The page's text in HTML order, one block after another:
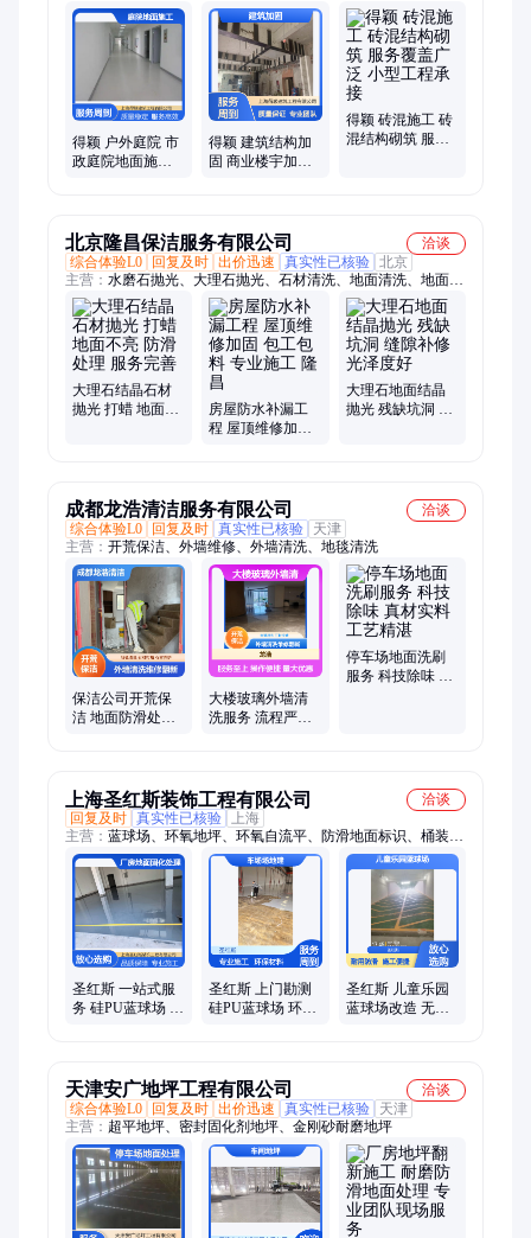
阁楼现浇、楼梯现浇、砌墙、楼房专业加固公司、加固建筑公
司、楼板加固、加固住宅施工、房屋建筑加固公司、农村老房子
加固维修、房屋结构加固价格、楼房加固哪家好、旧房改造加固
得颖 户外庭院 市
政庭院地面施工
得颖 建筑结构加
固 商业楼宇加固
得颖 砖混施工 砖
混结构砌筑 服务
北京隆昌保洁服务有限公司
洽谈
综合体验L0
回复及时 出价迅速 真实性已核验 北京
主营： 水磨石抛光、大理石抛光、石材清洗、地面清洗、地面翻
新、地面地毯清洗、空调清洗服务、幕墙工程、石材结晶、开荒
保洁、外墙玻璃清洗、保养清洗、墙面石材、办公楼写字楼保洁
清洗、外墙保洁、地毯清洗养护、专业地毯清洗、防水房屋修缮
工程、大理石结晶专业抛光、大兴地毯清洗、大理石结晶抛光养
护、高空外墙玻璃清洗维修、中央空调清洗、高空外墙清洗维
修、专业瓷砖美缝
大理石结晶石材
抛光 打蜡 地面不
房屋防水补漏工
程 屋顶维修加固
大理石地面结晶
抛光 残缺坑洞 缝
成都龙浩清洁服务有限公司
洽谈
综合体验L0
回复及时 真实性已核验
天津
主营： 开荒保洁、外墙维修、外墙清洗、地毯清洗
保洁公司开荒保
洁 地面防滑处理
大楼玻璃外墙清
洗服务 流程严谨
停车场地面洗刷
服务 科技除味 真
上海圣红斯装饰工程有限公司
洽谈
回复及时 真实性已核验
上海
主营： 蓝球场、环氧地坪、环氧自流平、防滑地面标识、桶装环
保材料、地下车库划线、固化地平施工、旧小区地下车库改造、
陶瓷颗粒路面施工、热熔漆画线
圣红斯 一站式服
务 硅PU蓝球场 防
圣红斯 上门勘测
硅PU蓝球场 环保
圣红斯 儿童乐园
蓝球场改造 无异
天津安广地坪工程有限公司
洽谈
综合体验L0
回复及时 出价迅速 真实性已核验
天津
主营： 超平地坪、密封固化剂地坪、金刚砂耐磨地坪